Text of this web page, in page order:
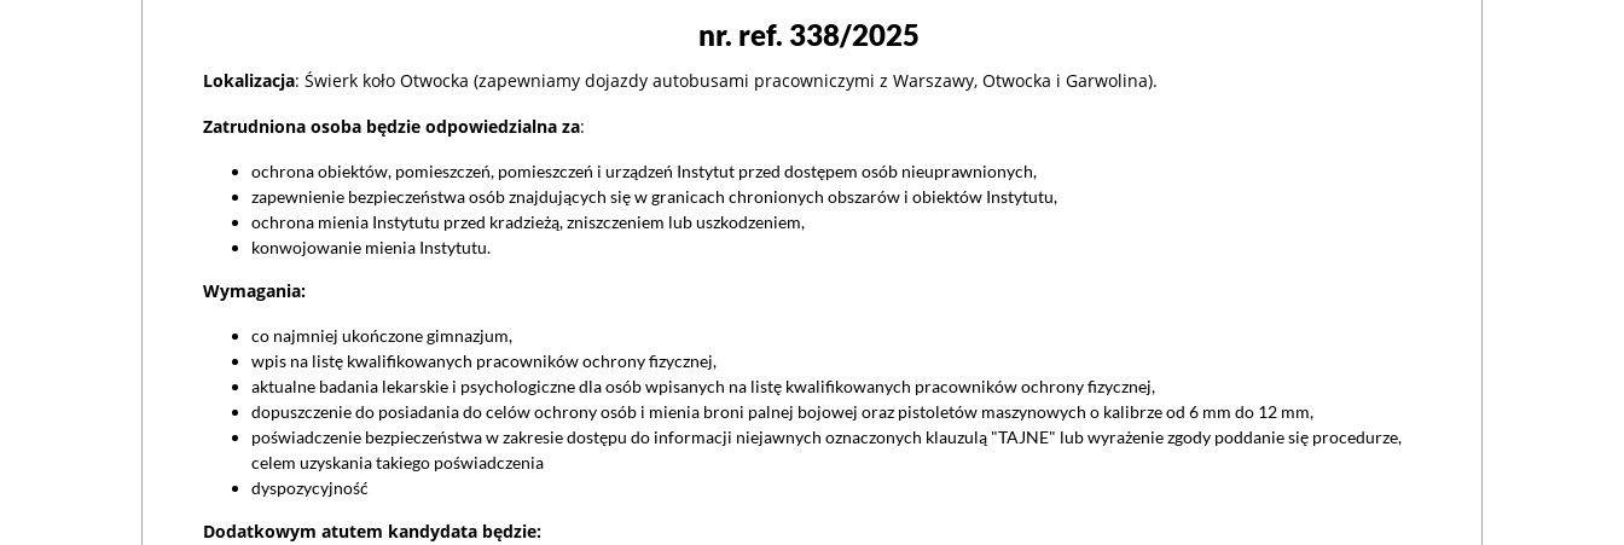
nr. ref. 338/2025
Lokalizacja: Świerk koło Otwocka (zapewniamy dojazdy autobusami pracowniczymi z Warszawy, Otwocka i Garwolina).
Zatrudniona osoba będzie odpowiedzialna za:
ochrona obiektów, pomieszczeń, pomieszczeń i urządzeń Instytut przed dostępem osób nieuprawnionych,
zapewnienie bezpieczeństwa osób znajdujących się w granicach chronionych obszarów i obiektów Instytutu,
ochrona mienia Instytutu przed kradzieżą, zniszczeniem lub uszkodzeniem,
konwojowanie mienia Instytutu.
Wymagania:
co najmniej ukończone gimnazjum,
wpis na listę kwalifikowanych pracowników ochrony fizycznej,
aktualne badania lekarskie i psychologiczne dla osób wpisanych na listę kwalifikowanych pracowników ochrony fizycznej,
dopuszczenie do posiadania do celów ochrony osób i mienia broni palnej bojowej oraz pistoletów maszynowych o kalibrze od 6 mm do 12 mm,
poświadczenie bezpieczeństwa w zakresie dostępu do informacji niejawnych oznaczonych klauzulą "TAJNE" lub wyrażenie zgody poddanie się procedurze,
celem uzyskania takiego poświadczenia
dyspozycyjność
Dodatkowym atutem kandydata będzie: